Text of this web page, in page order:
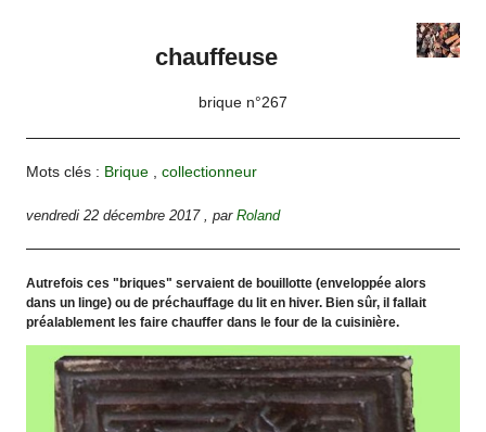
chauffeuse
brique n°267
Mots clés : Brique ,collectionneur
vendredi 22 décembre 2017 ,parRoland
Autrefois ces "briques" servaient de bouillotte (enveloppée alors
dans un linge) ou de préchauffage du lit en hiver. Bien sûr, il fallait
préalablement les faire chauffer dans le four de la cuisinière.